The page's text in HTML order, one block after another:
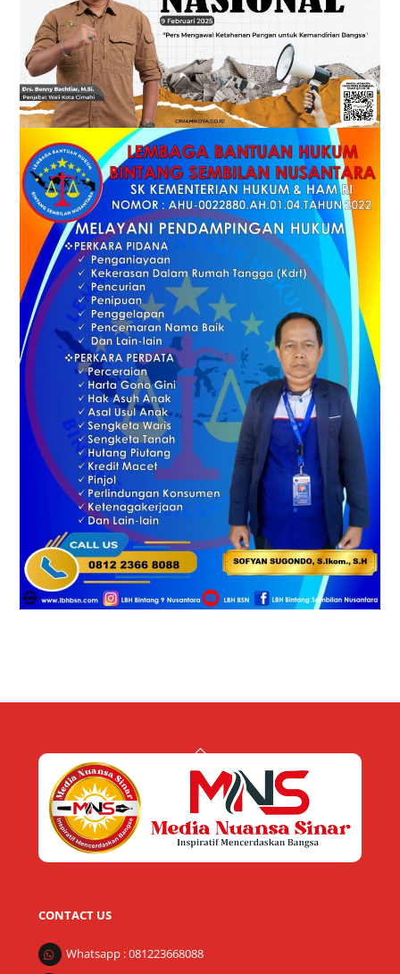
Back
Top
CONTACT US
Whatsapp : 081223668088